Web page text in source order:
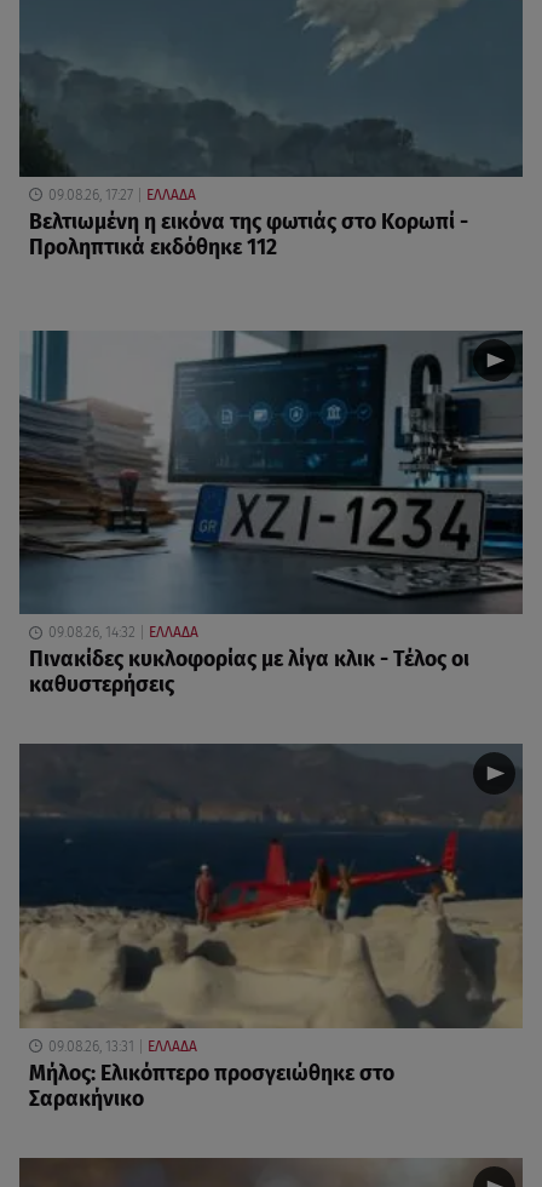
09.08.26, 17:27 ΕΛΛΑΔΑ
Βελτιωμένη η εικόνα της φωτιάς στο Κορωπί -
Προληπτικά εκδόθηκε 112
09.08.26, 14:32 ΕΛΛΑΔΑ
Πινακίδες κυκλοφορίας με λίγα κλικ - Τέλος οι
καθυστερήσεις
09.08.26, 13:31 ΕΛΛΑΔΑ
Μήλος: Ελικόπτερο προσγειώθηκε στο
Σαρακήνικο